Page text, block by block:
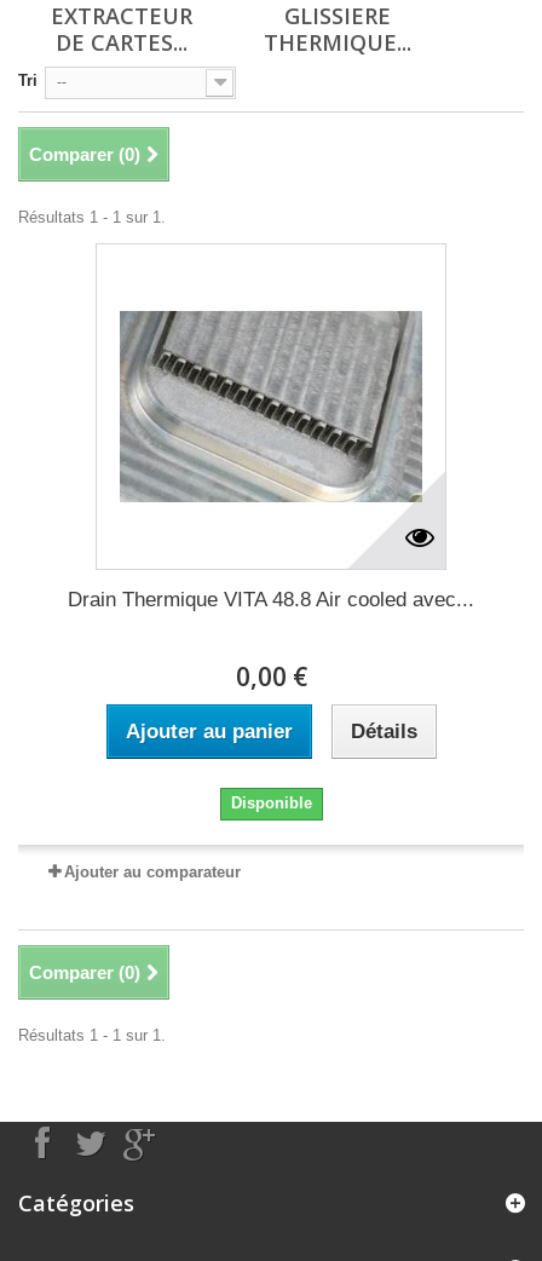
EXTRACTEUR
DE CARTES...
GLISSIERE
THERMIQUE...
Tri --
Comparer (0)
Résultats 1 - 1 sur 1.
Drain Thermique VITA 48.8 Air cooled avec...
0,00 €
Ajouter au panier Détails
Disponible
Ajouter au comparateur
Comparer (0)
Résultats 1 - 1 sur 1.
Catégories